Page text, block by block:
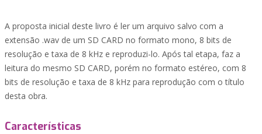
A proposta inicial deste livro é ler um arquivo salvo com a
extensão .wav de um SD CARD no formato mono, 8 bits de
resolução e taxa de 8 kHz e reproduzi-lo. Após tal etapa, faz a
leitura do mesmo SD CARD, porém no formato estéreo, com 8
bits de resolução e taxa de 8 kHz para reprodução com o título
desta obra.
Características